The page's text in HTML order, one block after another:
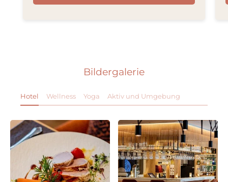
Bildergalerie
Hotel Wellness Yoga Aktiv und Umgebung